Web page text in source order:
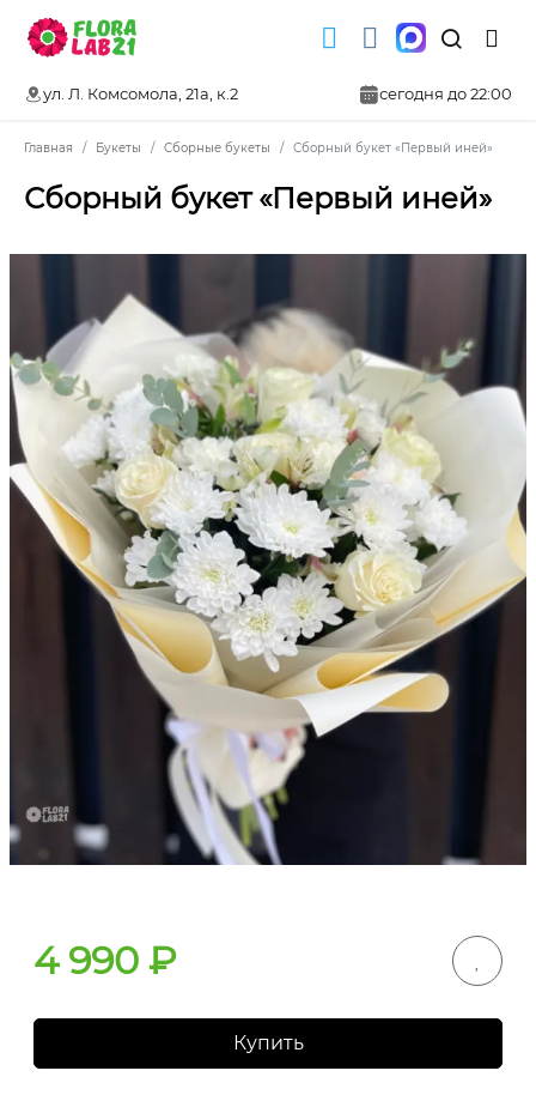
ул. Л. Комсомола, 21а, к.2 сегодня до 22:00
Главная Букеты Сборные букеты Сборный букет «Первый иней»
Сборный букет «Первый иней»
4 990 ₽
Купить